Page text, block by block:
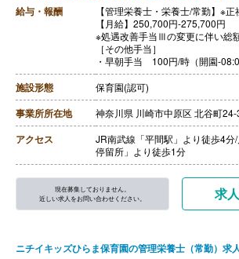
給与・報酬
【管理栄養士・栄養士/常勤】※正
【月給】250,700円-275,700円
※処遇改善手当Ⅲの変更に伴い総
［その他手当］
・早朝手当 100円/時（開園-
・夜間手当 100円/時（18:00-閉
・残業代 1分単位で支給
【賞与】年3回（全国平均
※6月、12月、3月支給、3月分は
※評価期間中に基準に満たす勤務
ある場合は支給額0円
【通勤手当】あり（上限50,000円/
【昇給】年1回
施設形態 保育園(認可)
事業所所在地 神奈川県 川崎市中原区 北谷町24-
アクセス
JR南武線「平間駅」より徒歩4
停留所」より徒歩1分
現在募集しておりません。
近しい求人をお問い合わせください。
求
ニチイキッズひらま保育園の管理栄養士（常勤）求